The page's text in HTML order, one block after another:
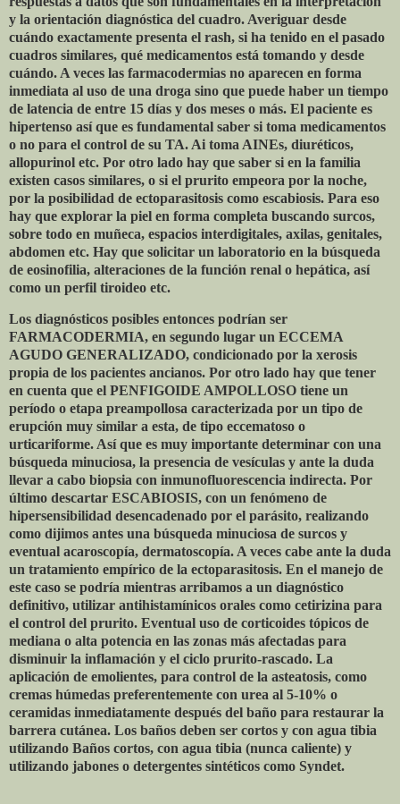
y la orientación diagnóstica del cuadro. Averiguar desde
cuándo exactamente presenta el rash, si ha tenido en el pasado
cuadros similares, qué medicamentos está tomando y desde
cuándo. A veces las farmacodermias no aparecen en forma
inmediata al uso de una droga sino que puede haber un tiempo
de latencia de entre 15 días y dos meses o más. El paciente es
hipertenso así que es fundamental saber si toma medicamentos
o no para el control de su TA. Ai toma AINEs, diuréticos,
allopurinol etc. Por otro lado hay que saber si en la familia
existen casos similares, o si el prurito empeora por la noche,
por la posibilidad de ectoparasitosis como escabiosis. Para eso
hay que explorar la piel en forma completa buscando surcos,
sobre todo en muñeca, espacios interdigitales, axilas, genitales,
abdomen etc. Hay que solicitar un laboratorio en la búsqueda
de eosinofilia, alteraciones de la función renal o hepática, así
como un perfil tiroideo etc.
Los diagnósticos posibles entonces podrían ser
FARMACODERMIA, en segundo lugar un ECCEMA
AGUDO GENERALIZADO, condicionado por la xerosis
propia de los pacientes ancianos. Por otro lado hay que tener
en cuenta que el PENFIGOIDE AMPOLLOSO tiene un
período o etapa preampollosa caracterizada por un tipo de
erupción muy similar a esta, de tipo eccematoso o
urticariforme. Así que es muy importante determinar con una
búsqueda minuciosa, la presencia de vesículas y ante la duda
llevar a cabo biopsia con inmunofluorescencia indirecta. Por
último descartar ESCABIOSIS, con un fenómeno de
hipersensibilidad desencadenado por el parásito, realizando
como dijimos antes una búsqueda minuciosa de surcos y
eventual acaroscopía, dermatoscopía. A veces cabe ante la duda
un tratamiento empírico de la ectoparasitosis. En el manejo de
este caso se podría mientras arribamos a un diagnóstico
definitivo, utilizar antihistamínicos orales como cetirizina para
el control del prurito. Eventual uso de corticoides tópicos de
mediana o alta potencia en las zonas más afectadas para
disminuir la inflamación y el ciclo prurito-rascado. La
aplicación de emolientes, para control de la asteatosis, como
cremas húmedas preferentemente con urea al 5-10% o
ceramidas inmediatamente después del baño para restaurar la
barrera cutánea. Los baños deben ser cortos y con agua tibia
utilizando Baños cortos, con agua tibia (nunca caliente) y
utilizando jabones o detergentes sintéticos como Syndet.